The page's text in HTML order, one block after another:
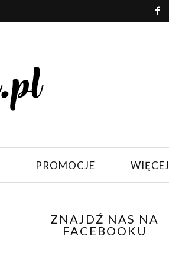
PROMOCJE WIĘCEJ
ZNAJDŹ NAS NA
FACEBOOKU